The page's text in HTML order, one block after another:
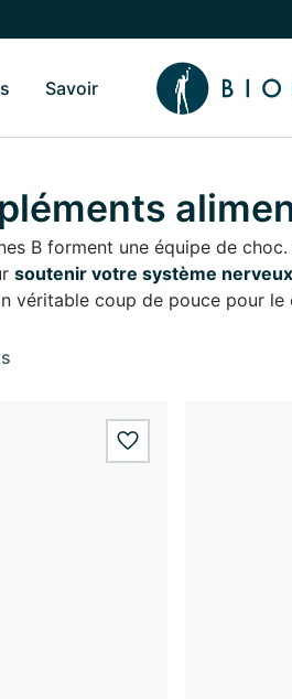
Basculer vers le sous-menu Qui sommes-
Savoir Basculer vers le sous-menu
B forment une équipe de
soutenir votre système nerveux
véritable coup de pouce pour le
wishlist.add